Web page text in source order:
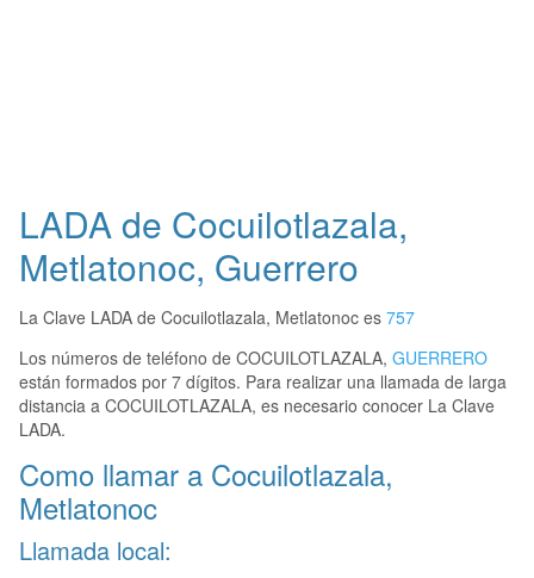
LADA de Cocuilotlazala,
Metlatonoc, Guerrero
La Clave LADA de Cocuilotlazala, Metlatonoc es 757
Los números de teléfono de COCUILOTLAZALA, GUERRERO
están formados por 7 dígitos. Para realizar una llamada de larga
distancia a COCUILOTLAZALA, es necesario conocer La Clave
LADA.
Como llamar a Cocuilotlazala,
Metlatonoc
Llamada local: